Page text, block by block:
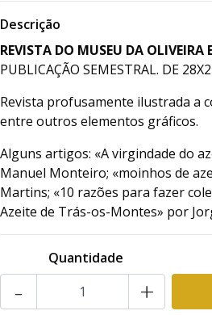
Descrição
REVISTA DO MUSEU DA
PUBLICAÇÃO SEMESTRAL. DE
Revista profusamente ilustrada a
entre outros elementos gráficos.
Alguns artigos: «A virgindade do
Manuel Monteiro; «moinhos de
Martins; «10 razões para fazer
Azeite de Trás-os-Montes» por
Quantidade
+
-